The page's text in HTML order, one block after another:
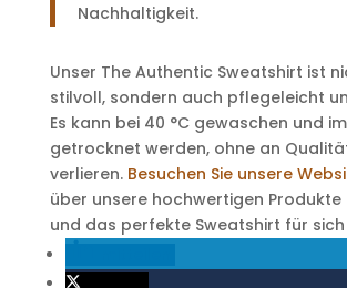
Nachhaltigkeit.
Unser The Authentic Sweatshirt ist
stilvoll, sondern auch pflegeleicht
Es kann bei 40 °C gewaschen und
getrocknet werden, ohne an
verlieren. Besuchen Sie unsere
über unsere hochwertigen Produkte
und das perfekte Sweatshirt für sich